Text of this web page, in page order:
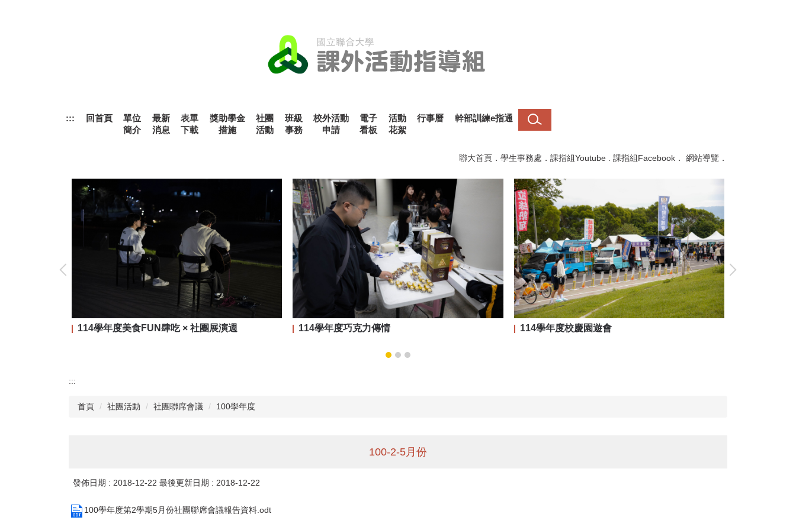
::: 回首頁
單位
簡介
最新
消息
表單
下載
獎助學金
措施
社團
活動
班級
事務
校外活動
申請
電子
看板
活動
花絮
行事曆 幹部訓練e指通
聯大首頁 ． 學生事務處 ． 課指組Youtube 課指組Facebook ． 網站導覽 ．
114學年度美食FUN肆吃 × 社團展演週 114學年度巧克力傳情 114學年度校慶園遊會
:::
首頁 社團活動 社團聯席會議 100學年度
100-2-5月份
發佈日期 : 2018-12-22 最後更新日期 : 2018-12-22
100學年度第2學期5月份社團聯席會議報告資料.odt